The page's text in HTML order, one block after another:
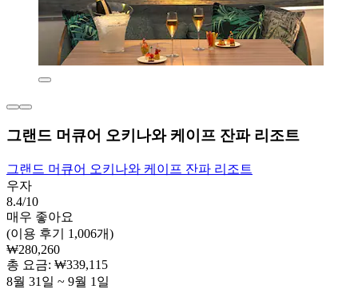
그랜드 머큐어 오키나와 케이프 잔파 리조트
그랜드 머큐어 오키나와 케이프 잔파 리조트
우자
8.4/10
매우 좋아요
(이용 후기 1,006개)
₩280,260
총 요금: ₩339,115
8월 31일 ~ 9월 1일